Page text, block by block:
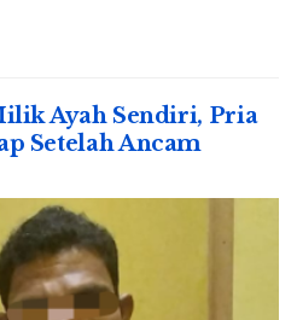
Ayah Sendiri, Pria
Setelah Ancam